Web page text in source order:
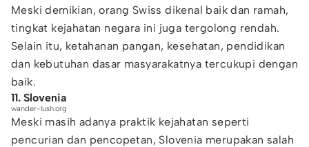
Meski demikian, orang Swiss dikenal baik dan ramah,
tingkat kejahatan negara ini juga tergolong rendah.
Selain itu, ketahanan pangan, kesehatan, pendidikan
dan kebutuhan dasar masyarakatnya tercukupi dengan
baik.
11. Slovenia
wander-lush.org
Meski masih adanya praktik kejahatan seperti
pencurian dan pencopetan, Slovenia merupakan salah